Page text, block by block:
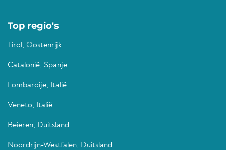
Top regio's
Tirol, Oostenrijk
Catalonië, Spanje
Lombardije, Italië
Veneto, Italië
Beieren, Duitsland
Noordrijn-Westfalen, Duitsland